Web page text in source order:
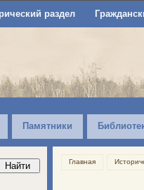
раздел
Памятники
Главная